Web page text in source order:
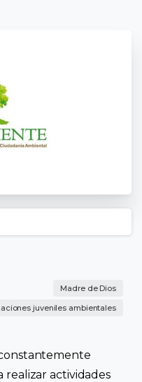
Madre de Dios
juveniles ambientales
realizar actividades